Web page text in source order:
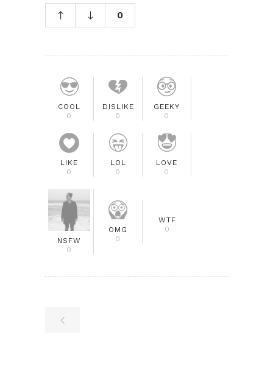
0
COOL
0
DISLIKE
0
GEEKY
0
LIKE
0
LOL
0
LOVE
0
NSFW
0
OMG
0
WTF
0